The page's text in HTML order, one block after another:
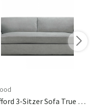
Stafford 3-Sitzer Sofa True Grey